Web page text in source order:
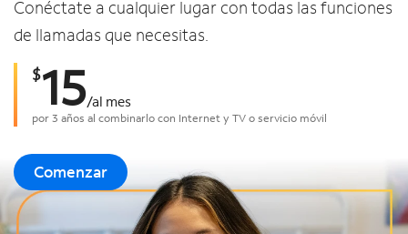
a
Conéctate a cualquier lugar con todas las funciones
de llamadas que necesitas.
$15/al mes
por 3 años al combinarlo con Internet y TV o servicio móvil
Comenzar